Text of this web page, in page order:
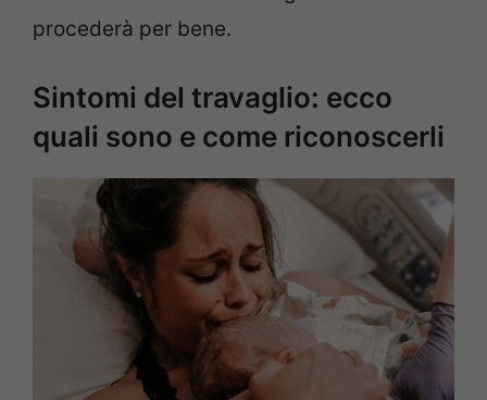
procederà per bene.
Sintomi del travaglio: ecco
quali sono e come riconoscerli